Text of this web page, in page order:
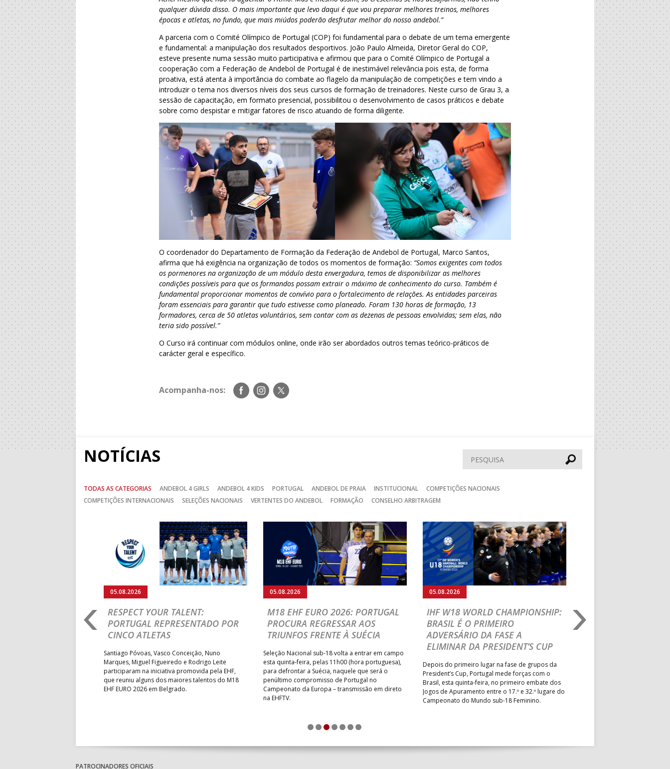
qualquer dúvida disso. O mais importante que levo daqui é que vou preparar melhores treinos, melhores
épocas e atletas, no fundo, que mais miúdos poderão desfrutar melhor do nosso andebol.”
A parceria com o Comité Olímpico de Portugal (COP) foi fundamental para o debate de um tema emergente
e fundamental: a manipulação dos resultados desportivos. João Paulo Almeida, Diretor Geral do COP,
esteve presente numa sessão muito participativa e afirmou que para o Comité Olímpico de Portugal a
cooperação com a Federação de Andebol de Portugal é de inestimável relevância pois esta, de forma
proativa, está atenta à importância do combate ao flagelo da manipulação de competições e tem vindo a
introduzir o tema nos diversos níveis dos seus cursos de formação de treinadores. Neste curso de Grau 3, a
sessão de capacitação, em formato presencial, possibilitou o desenvolvimento de casos práticos e debate
sobre como despistar e mitigar fatores de risco atuando de forma diligente.
O coordenador do Departamento de Formação da Federação de Andebol de Portugal, Marco Santos,
afirma que há exigência na organização de todos os momentos de formação: “Somos exigentes com todos
os pormenores na organização de um módulo desta envergadura, temos de disponibilizar as melhores
condições possíveis para que os formandos possam extrair o máximo de conhecimento do curso. Também é
fundamental proporcionar momentos de convívio para o fortalecimento de relações. As entidades parceiras
foram essenciais para garantir que tudo estivesse como planeado. Foram 130 horas de formação, 13
formadores, cerca de 50 atletas voluntários, sem contar com as dezenas de pessoas envolvidas; sem elas, não
teria sido possível.”
O Curso irá continuar com módulos online, onde irão ser abordados outros temas teórico-práticos de
carácter geral e específico.
Acompanha-nos:
Siga-
nos
Siga-
nos
Siga-
nos
NOTÍCIAS Pesquisar
TODAS AS CATEGORIAS ANDEBOL 4 GIRLS ANDEBOL 4 KIDS PORTUGAL ANDEBOL DE PRAIA INSTITUCIONAL
COMPETIÇÕES NACIONAIS
COMPETIÇÕES INTERNACIONAIS
SELEÇÕES NACIONAIS VERTENTES DO ANDEBOL FORMAÇÃO CONSELHO ARBITRAGEM
05.08.2026
RESPECT YOUR TALENT:
PORTUGAL REPRESENTADO POR
CINCO ATLETAS
Santiago Póvoas, Vasco Conceição, Nuno
Marques, Miguel Figueiredo e Rodrigo Leite
participaram na iniciativa promovida pela EHF,
que reuniu alguns dos maiores talentos do M18
EHF EURO 2026 em Belgrado.
05.08.2026
M18 EHF EURO 2026: PORTUGAL
PROCURA REGRESSAR AOS
TRIUNFOS FRENTE À SUÉCIA
Seleção Nacional sub-18 volta a entrar em campo
esta quinta-feira, pelas 11h00 (hora portuguesa),
para defrontar a Suécia, naquele que será o
penúltimo compromisso de Portugal no
Campeonato da Europa – transmissão em direto
na EHFTV.
05.08.2026
IHF W18 WORLD CHAMPIONSHIP:
BRASIL É O PRIMEIRO
ADVERSÁRIO DA FASE A
ELIMINAR DA PRESIDENT’S CUP
Depois do primeiro lugar na fase de grupos da
President’s Cup, Portugal mede forças com o
Brasil, esta quinta-feira, no primeiro embate dos
Jogos de Apuramento entre o 17.º e 32.º lugare do
Campeonato do Mundo sub-18 Feminino.
Seguinte
1 2 3 4 5 6 7
PATROCINADORES OFICIAIS